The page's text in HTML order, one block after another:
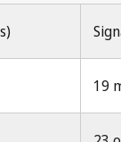
19